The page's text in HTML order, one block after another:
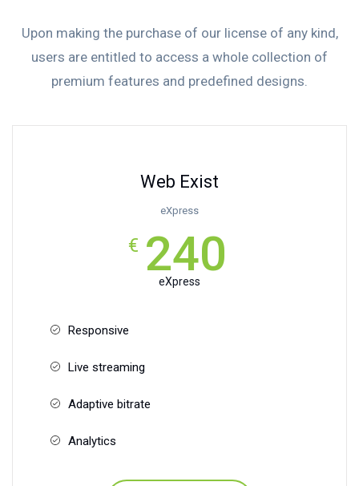
Upon making the purchase of our license of any kind,
users are entitled to access a whole collection of
premium features and predefined designs.
Web Exist
eXpress
€ 240
eXpress
Responsive
Live streaming
Adaptive bitrate
Analytics